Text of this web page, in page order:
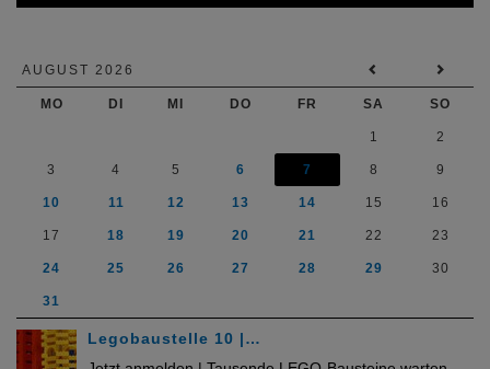
AUGUST 2026
MO DI MI DO FR SA SO
1 2
3 4 5 6 7 8 9
10 11 12 13 14 15 16
17 18 19 20 21 22 23
24 25 26 27 28 29 30
31
Legobaustelle 10 |…